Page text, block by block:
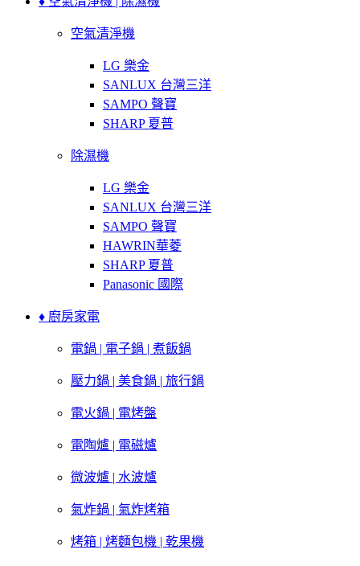
空氣清淨機
LG 樂金
SANLUX 台灣三洋
SAMPO 聲寶
SHARP 夏普
除濕機
LG 樂金
SANLUX 台灣三洋
SAMPO 聲寶
HAWRIN華菱
SHARP 夏普
Panasonic 國際
♦ 廚房家電
電鍋 | 電子鍋 | 煮飯鍋
壓力鍋 | 美食鍋 | 旅行鍋
電火鍋 | 電烤盤
電陶爐 | 電磁爐
微波爐 | 水波爐
氣炸鍋 | 氣炸烤箱
烤箱 | 烤麵包機 | 乾果機